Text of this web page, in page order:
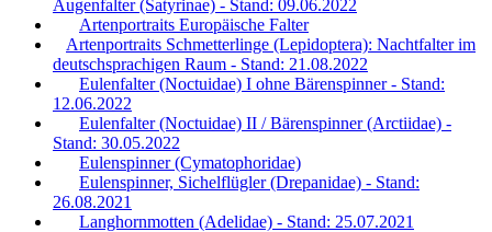
Augenfalter (Satyrinae) - Stand: 09.06.2022
Artenportraits Europäische Falter
Artenportraits Schmetterlinge (Lepidoptera): Nachtfalter im
deutschsprachigen Raum - Stand: 21.08.2022
Eulenfalter (Noctuidae) I ohne Bärenspinner - Stand:
12.06.2022
Eulenfalter (Noctuidae) II / Bärenspinner (Arctiidae) -
Stand: 30.05.2022
Eulenspinner (Cymatophoridae)
Eulenspinner, Sichelflügler (Drepanidae) - Stand:
26.08.2021
Langhornmotten (Adelidae) - Stand: 25.07.2021